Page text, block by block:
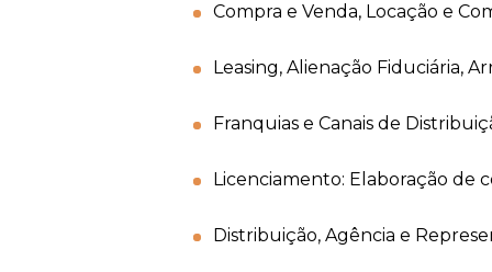
Compra e Venda, Locação e
Leasing, Alienação Fiduciária,
Franquias e Canais de
Licenciamento: Elaboração de
Distribuição, Agência e